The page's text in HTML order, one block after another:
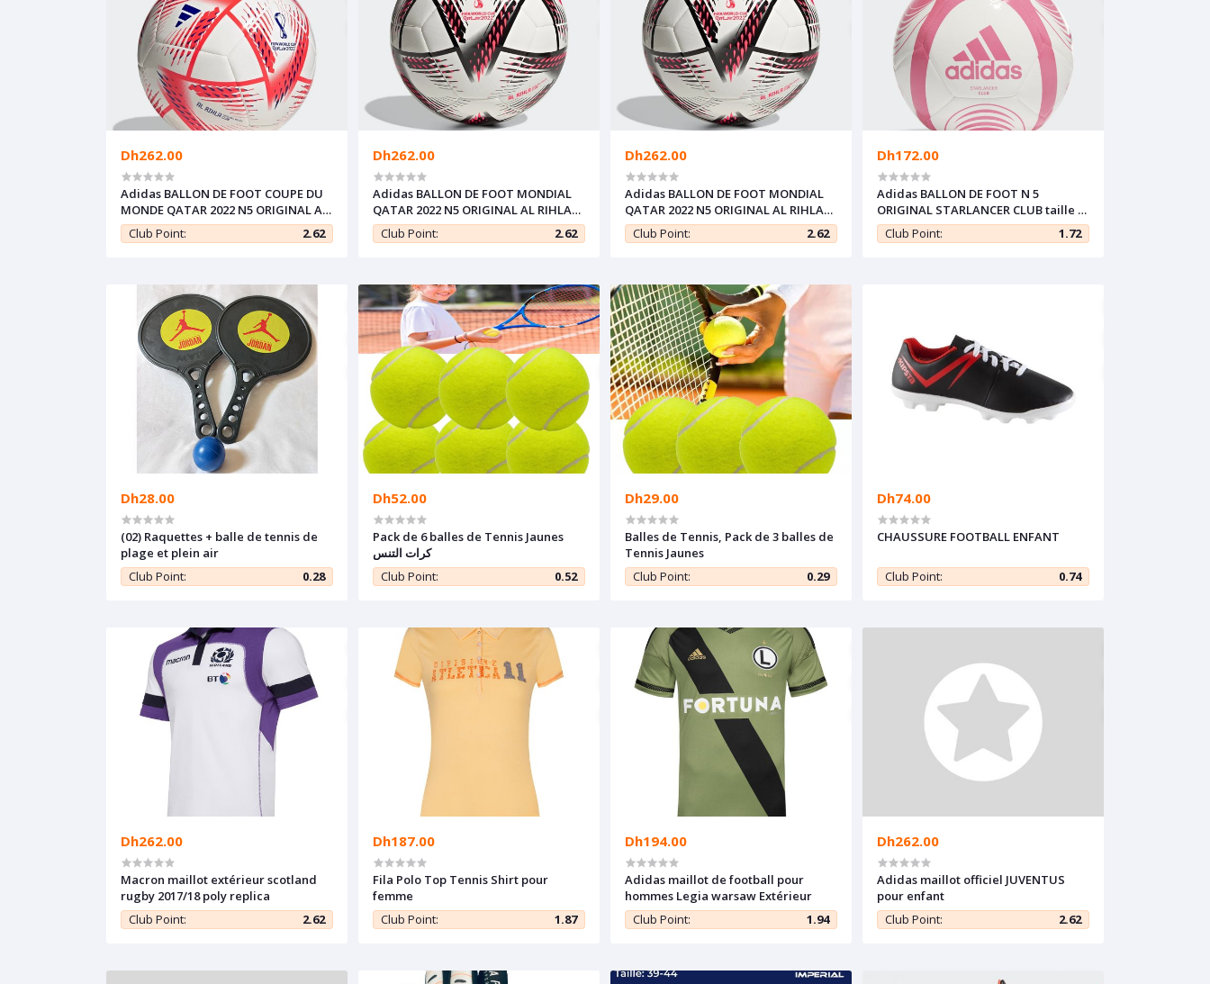
Dh262.00
Adidas BALLON DE FOOT COUPE DU
MONDE QATAR 2022 N5 ORIGINAL AL
RIHLA CLUB H57801
Club Point: 2.62
Dh262.00
Adidas BALLON DE FOOT MONDIAL
QATAR 2022 N5 ORIGINAL AL RIHLA
CLUB H57778
Club Point: 2.62
Dh262.00
Adidas BALLON DE FOOT MONDIAL
QATAR 2022 N5 ORIGINAL AL RIHLA
CLUB H57778
Club Point: 2.62
Dh172.00
Adidas BALLON DE FOOT N 5
ORIGINAL STARLANCER CLUB taille 5
- GK3500
Club Point: 1.72
Dh28.00
(02) Raquettes + balle de tennis de
plage et plein air
Club Point:
0.28
Dh52.00
Pack de 6 balles de Tennis Jaunes
كرات التنس
Club Point:
0.52
Dh29.00
Balles de Tennis, Pack de 3 balles de
Tennis Jaunes
Club Point:
0.29
Dh74.00
CHAUSSURE FOOTBALL ENFANT
Club Point: 0.74
Dh262.00
Macron maillot extérieur scotland
rugby 2017/18 poly replica
Club Point:
2.62
Dh187.00
Fila Polo Top Tennis Shirt pour
femme
Club Point:
1.87
Dh194.00
Adidas maillot de football pour
hommes Legia warsaw Extérieur
Club Point:
1.94
Dh262.00
Adidas maillot officiel JUVENTUS
pour enfant
Club Point:
2.62